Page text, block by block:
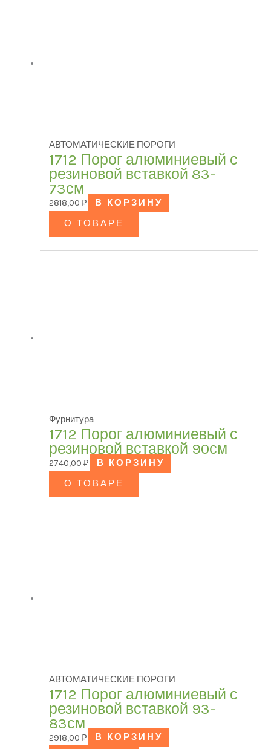
АВТОМАТИЧЕСКИЕ ПОРОГИ
1712 Порог алюминиевый с
резиновой вставкой 83-
73см
2818,00 ₽
В КОРЗИНУ
О ТОВАРЕ
Фурнитура
1712 Порог алюминиевый с
резиновой вставкой 90см
2740,00 ₽
В КОРЗИНУ
О ТОВАРЕ
АВТОМАТИЧЕСКИЕ ПОРОГИ
1712 Порог алюминиевый с
резиновой вставкой 93-
83см
2918,00 ₽
В КОРЗИНУ